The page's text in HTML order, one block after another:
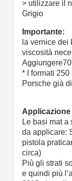
> utilizzare il
Grigio
Importante:
la vernice dei
viscosità
* I formati
Porsche già
Applicazione
Le basi mat
da applicare:
pistola
circa)
Più gli strati
e quindi più